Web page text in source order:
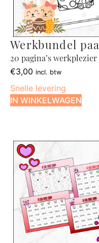
Werkbundel
20 pagina’s
€3,00 incl. btw
Snelle levering
IN WINKELWAGEN